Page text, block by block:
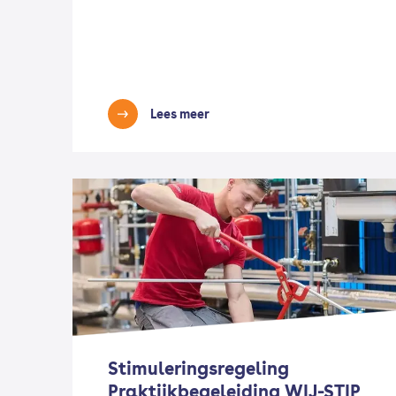
Lees meer
Stimuleringsregeling
Praktijkbegeleiding WIJ-STIP